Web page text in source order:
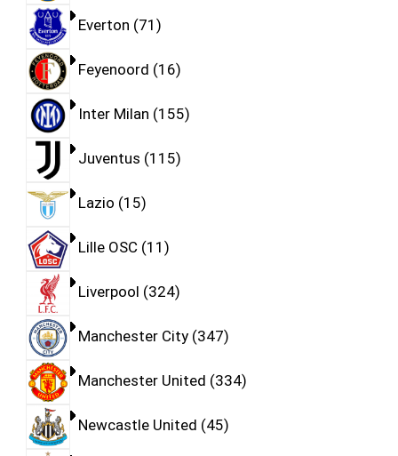
Everton 71
Feyenoord 16
Inter Milan 155
Juventus 115
Lazio 15
Lille OSC 11
Liverpool 324
Manchester City 347
Manchester United 334
Newcastle United 45